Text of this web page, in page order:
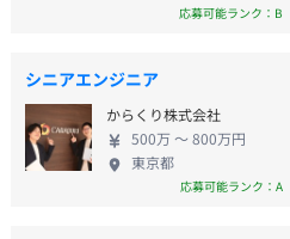
応募可能ランク：B
シニアエンジニア
からくり株式会社
500万 〜 800万円
東京都
応募可能ランク：A